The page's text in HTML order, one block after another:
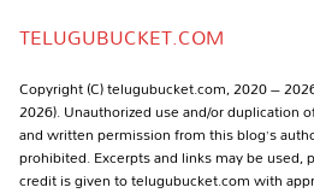
TELUGUBUCKET.COM
Copyright (C) telugubucket.com, 2020 –
2026). Unauthorized use and/or duplication
and written permission from this blog’s
prohibited. Excerpts and links may be used,
credit is given to telugubucket.com with